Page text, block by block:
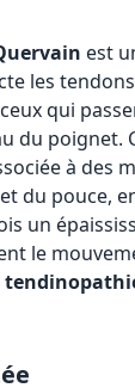
est
les
qui
du poignet.
à des
du pouce,
un
le